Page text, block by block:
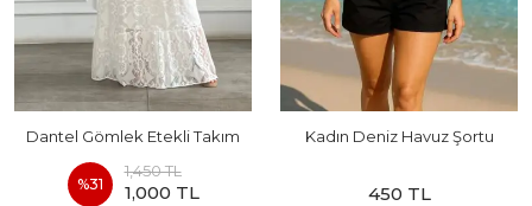
Dantel Gömlek Etekli Takım
%31
1,450 TL
1,000 TL
Kadın Deniz Havuz Şortu
450 TL